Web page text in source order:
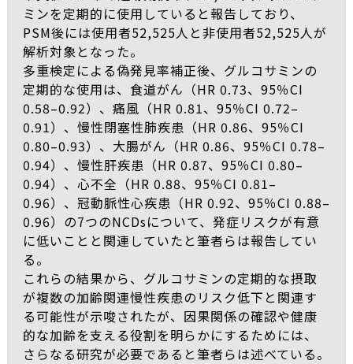
ミンを定期的に使用していると報告しており、
PSM後には使用者52,525人と非使用者52,525人が
解析対象となった。
多重検定による偽発見率補正後、グルコサミンの
定期的な使用は、食道がん（HR 0.73、95％CI
0.58–0.92）、痛風（HR 0.81、95％CI 0.72–
0.91）、慢性閉塞性肺疾患（HR 0.86、95％CI
0.80–0.93）、大腸がん（HR 0.86、95％CI 0.78–
0.94）、慢性肝疾患（HR 0.87、95％CI 0.80–
0.94）、心不全（HR 0.88、95％CI 0.81–
0.96）、冠動脈性心疾患（HR 0.92、95％CI 0.88–
0.96）の7つのNCDsについて、発症リスクが有意
に低いことと関連していたと筆者らは報告してい
る。
これらの結果から、グルコサミンの定期的な摂取
が複数の加齢関連慢性疾患のリスク低下と関連す
る可能性が示唆されたが、因果関係の確認や健康
的な加齢を支える役割を明らかにするためには、
さらなる研究が必要であると筆者らは述べている。